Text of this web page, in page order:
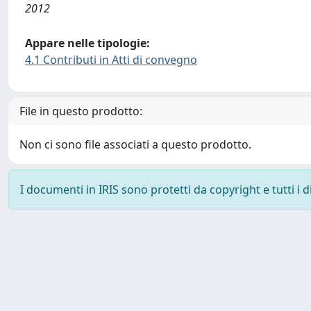
2012
Appare nelle tipologie:
4.1 Contributi in Atti di convegno
File in questo prodotto:
Non ci sono file associati a questo prodotto.
I documenti in IRIS sono protetti da copyright e tutti i